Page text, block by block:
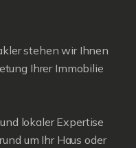
stehen wir Ihnen
Ihrer Immobilie
lokaler Expertise
um Ihr Haus oder